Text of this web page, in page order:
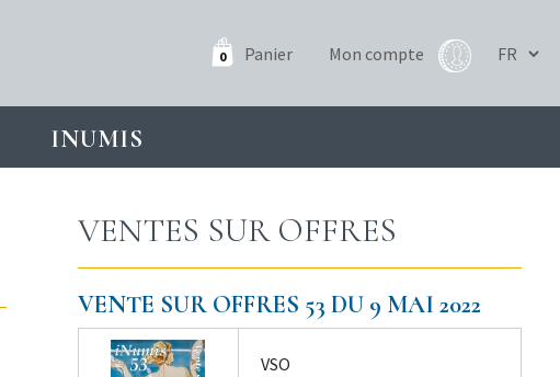
0 Panier Mon compte
INUMIS
VENTES SUR OFFRES
VENTE SUR OFFRES 53 DU 9 MAI 2022
VSO